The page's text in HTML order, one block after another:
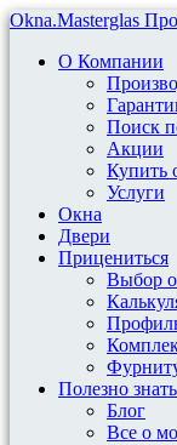
Okna.Masterglas
О Компании
Поиск
Акции
Купить
Услуги
Окна
Двери
Прицениться
Выбор
Полезно знать
Блог
Все о
Домов
Цены на
хрущевку
Серия 1-335 –
хрущевок.
случаев дома 5-